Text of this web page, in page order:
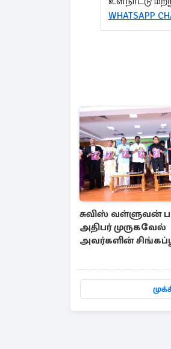
WHATSAPP
சுவிஸ் வள்ளுவன்
அதிபர் முருகவேல்
அவர்களின்
பயண அனுபவ